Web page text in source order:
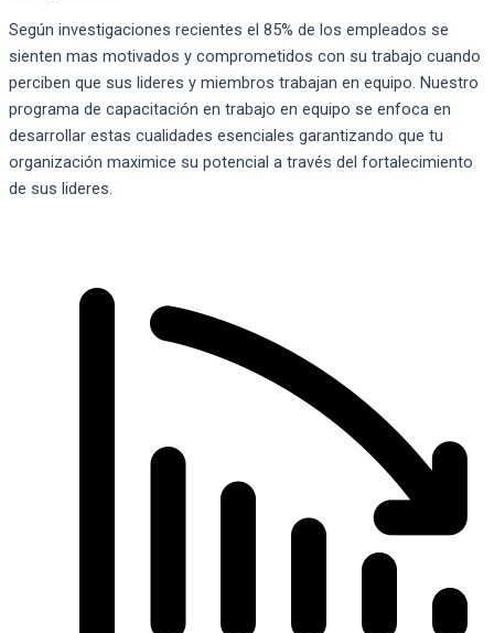
Según investigaciones recientes el 85% de los empleados se
sienten mas motivados y comprometidos con su trabajo cuando
perciben que sus lideres y miembros trabajan en equipo. Nuestro
programa de capacitación en trabajo en equipo se enfoca en
desarrollar estas cualidades esenciales garantizando que tu
organización maximice su potencial a través del fortalecimiento
de sus lideres.